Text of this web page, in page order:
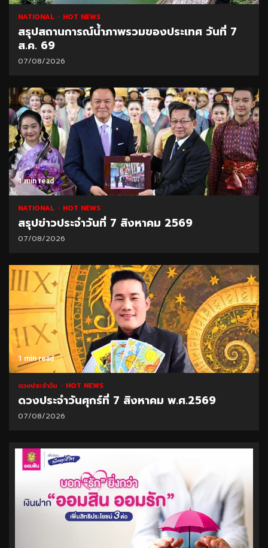
NATIONAL HOT NEWS
สรุปสถานการณ์น้ำภาพรวมของประเทศ วันที่ 7
ส.ค. 69
07/08/2026
1 min read
NATIONAL HOT NEWS
สรุปข่าวประจำวันที่ 7 สิงหาคม 2569
07/08/2026
1 min read
ดวงประจำวัน HOT NEWS
ดวงประจำวันศุกร์ที่ 7 สิงหาคม พ.ศ.2569
07/08/2026